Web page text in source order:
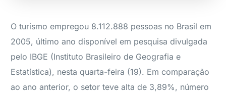
O turismo empregou 8.112.888 pessoas no Brasil em
2005, último ano disponível em pesquisa divulgada
pelo IBGE (Instituto Brasileiro de Geografia e
Estatística), nesta quarta-feira (19). Em comparação
ao ano anterior, o setor teve alta de 3,89%, número